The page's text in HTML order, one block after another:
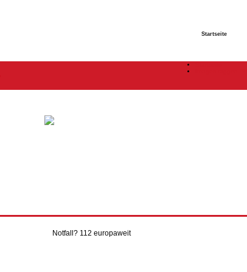
Startseite
Notfall? 112 europaweit